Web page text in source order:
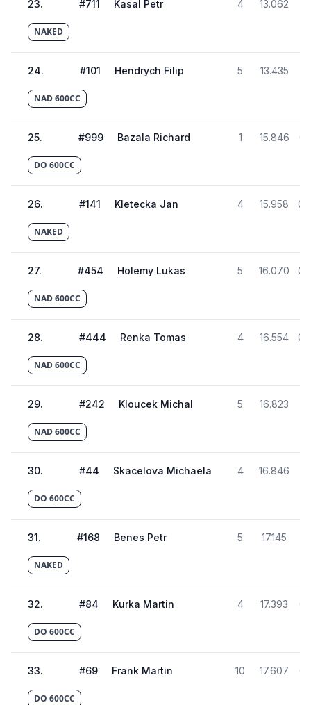
23. #711 Kasal Petr 4 13.062
NAKED
24. #101 Hendrych Filip 5 13.435
NAD 600CC
25. #999 Bazala Richard 1 15.846
DO 600CC
26. #141 Kletecka Jan 4 15.958
NAKED
27. #454 Holemy Lukas 5 16.070
NAD 600CC
28. #444 Renka Tomas 4 16.554
NAD 600CC
29. #242 Kloucek Michal 5 16.823
NAD 600CC
30. #44 Skacelova Michaela 4 16.846
DO 600CC
31. #168 Benes Petr 5 17.145
NAKED
32. #84 Kurka Martin 4 17.393
DO 600CC
33. #69 Frank Martin 10 17.607
DO 600CC